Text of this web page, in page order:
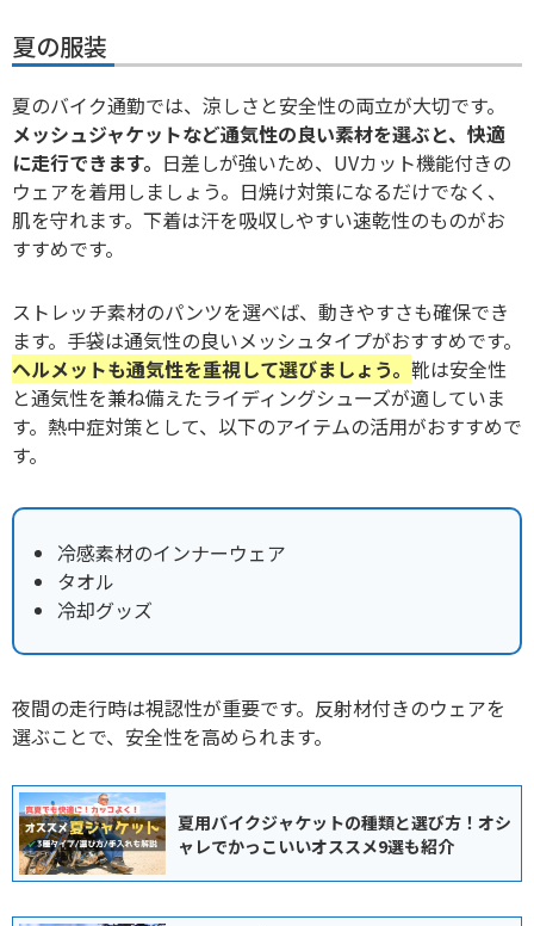
夏の服装
夏のバイク通勤では、涼しさと安全性の両立が大切です。
メッシュジャケットなど通気性の良い素材を選ぶと、快適
に走行できます。 日差しが強いため、UVカット機能付きの
ウェアを着用しましょう。日焼け対策になるだけでなく、
肌を守れます。下着は汗を吸収しやすい速乾性のものがお
すすめです。
ストレッチ素材のパンツを選べば、動きやすさも確保でき
ます。手袋は通気性の良いメッシュタイプがおすすめです。
ヘルメットも通気性を重視して選びましょう。 靴は安全性
と通気性を兼ね備えたライディングシューズが適していま
す。熱中症対策として、以下のアイテムの活用がおすすめで
す。
冷感素材のインナーウェア
タオル
冷却グッズ
夜間の走行時は視認性が重要です。 反射材付きのウェアを
選ぶことで、安全性を高められます。
夏用バイクジャケットの種類と選び方！オシ
ャレでかっこいいオススメ9選も紹介